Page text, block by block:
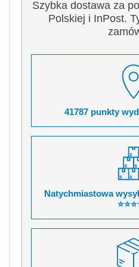
Szybka dostawa za
Polskiej i InPost.
41787 punkty
Natychmiastowa